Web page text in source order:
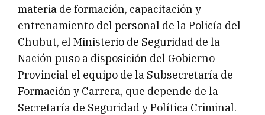
materia de formación, capacitación y
entrenamiento del personal de la Policía del
Chubut, el Ministerio de Seguridad de la
Nación puso a disposición del Gobierno
Provincial el equipo de la Subsecretaría de
Formación y Carrera, que depende de la
Secretaría de Seguridad y Política Criminal.